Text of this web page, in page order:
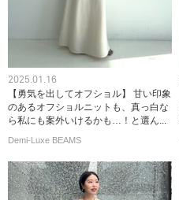
2025.01.16
【勇気を出してオフショル】 甘い印象
のあるオフショルニットも、真っ白な
ら私にも案外いけるかも…！と選ん...
Demi-Luxe BEAMS